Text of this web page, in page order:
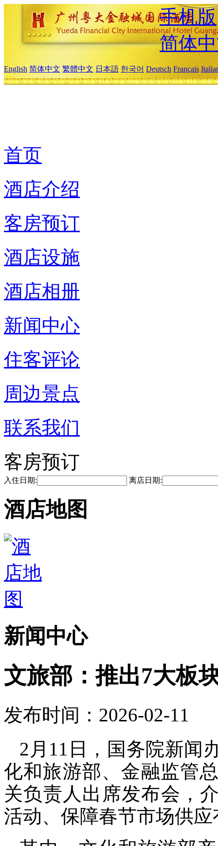
手机版
简体
English 简体中文 繁體中文 日本語 한국어 Deutsch Français
首页
酒店介绍
客房预订
酒店设施
酒店相册
新闻中心
住客评论
周边景点
联系我们
客房预订
入住日期: 离店日期:
酒店地图
新闻中心
文旅部：推出7大板
发布时间：2026-02-11
2月11日，国务院新闻
化和旅游部、金融监管
关负责人出席发布会，
活动、保障春节市场供